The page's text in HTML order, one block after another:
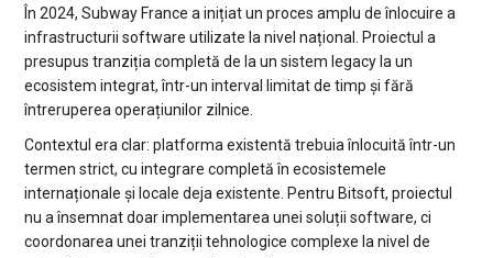
În 2024, Subway France a inițiat un proces amplu de înlocuire a
infrastructurii software utilizate la nivel național. Proiectul a
presupus tranziția completă de la un sistem legacy la un
ecosistem integrat, într-un interval limitat de timp și fără
întreruperea operațiunilor zilnice.
Contextul era clar: platforma existentă trebuia înlocuită într-un
termen strict, cu integrare completă în ecosistemele
internaționale și locale deja existente. Pentru Bitsoft, proiectul
nu a însemnat doar implementarea unei soluții software, ci
coordonarea unei tranziții tehnologice complexe la nivel de